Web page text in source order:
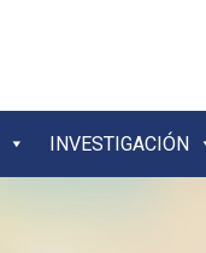
INVESTIGACIÓN